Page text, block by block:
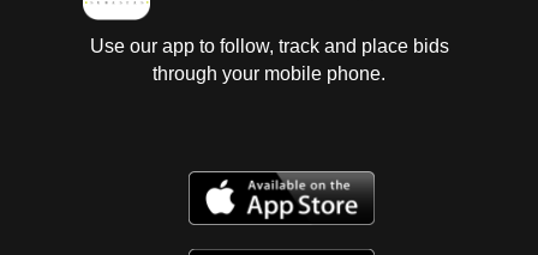
Use our app to follow, track and place bids
through your mobile phone.